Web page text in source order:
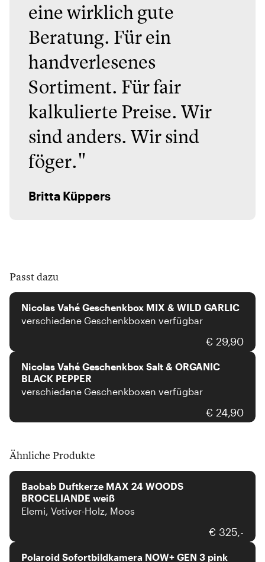
eine wirklich gute
Beratung. Für ein
handverlesenes
Sortiment. Für fair
kalkulierte Preise. Wir
sind anders. Wir sind
föger."
Britta Küppers
Passt dazu
Nicolas Vahé Geschenkbox MIX & WILD GARLIC
verschiedene Geschenkboxen verfügbar
€ 29,90
Nicolas Vahé
Nicolas Vahé Geschenkbox Salt & ORGANIC
BLACK PEPPER
verschiedene Geschenkboxen verfügbar
€ 24,90
Ähnliche Produkte
Baobab Duftkerze MAX 24 WOODS
BROCELIANDE weiß
Elemi, Vetiver-Holz, Moos
€ 325,-
Polaroid
Polaroid Sofortbildkamera NOW+ GEN 3 pink